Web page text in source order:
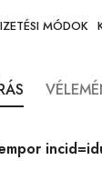
MÓDOK